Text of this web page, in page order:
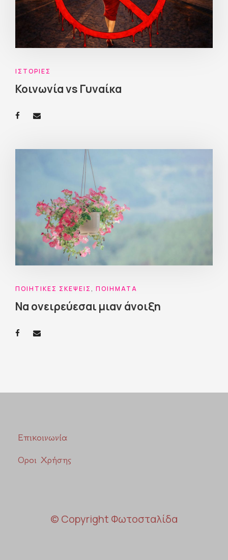
ΙΣΤΟΡΊΕΣ
Κοινωνία vs Γυναίκα
ΠΟΙΗΤΙΚΈΣ ΣΚΈΨΕΙΣ, ΠΟΙΉΜΑΤΑ
Να ονειρεύεσαι μιαν άνοιξη
Επικοινωνία
Οροι Χρήσης
© Copyright Φωτοσταλίδα